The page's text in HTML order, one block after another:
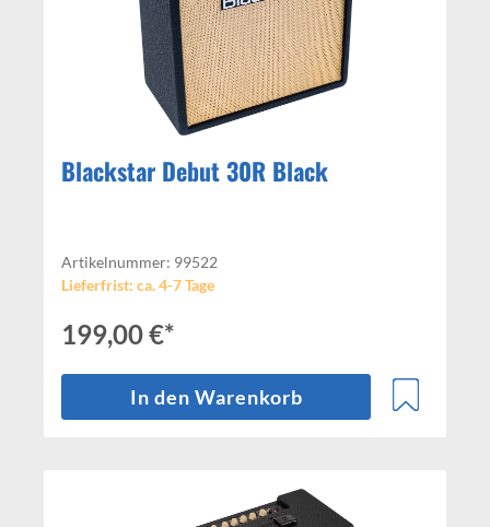
Blackstar Debut 30R Black
Artikelnummer: 99522
Lieferfrist: ca. 4-7 Tage
199,00 €*
In den Warenkorb